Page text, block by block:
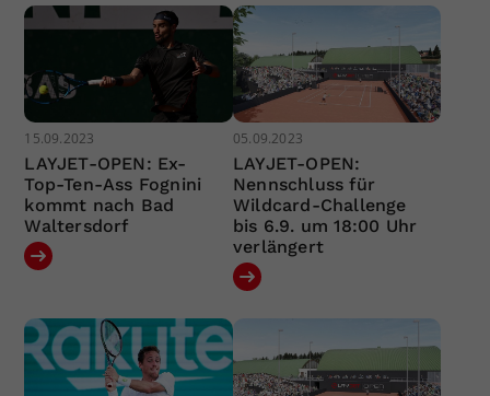
15.09.2023
LAYJET-OPEN: Ex-
Top-Ten-Ass Fognini
kommt nach Bad
Waltersdorf
05.09.2023
LAYJET-OPEN:
Nennschluss für
Wildcard-Challenge
bis 6.9. um 18:00 Uhr
verlängert